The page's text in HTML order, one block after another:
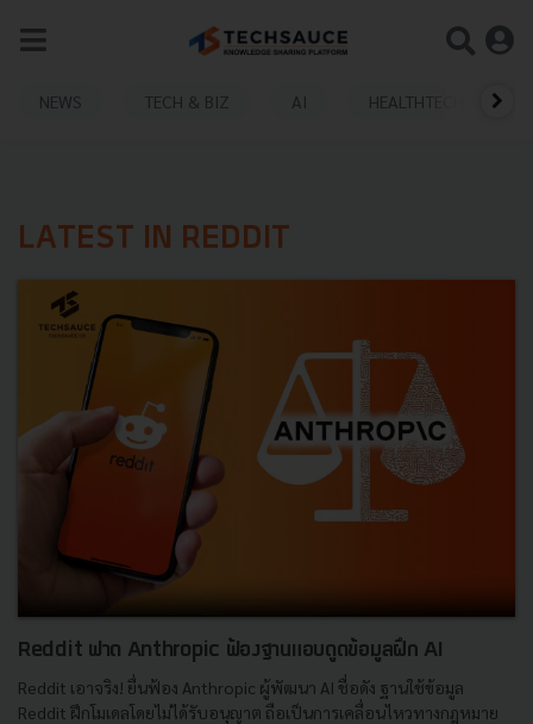
NEWS TECH & BIZ AI HEALTHTECH
LATEST IN REDDIT
Reddit ฟาด Anthropic ฟ้องฐานแอบดูดข้อมูลฝึก AI
Reddit เอาจริง! ยื่นฟ้อง Anthropic ผู้พัฒนา AI ชื่อดัง ฐานใช้ข้อมูล
Reddit ฝึกโมเดลโดยไม่ได้รับอนุญาต ถือเป็นการเคลื่อนไหวทางกฎหมาย